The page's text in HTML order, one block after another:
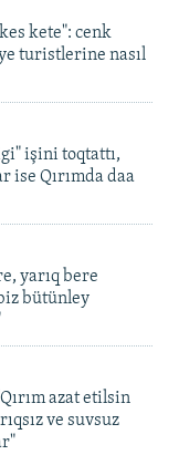
kete": cenk
turistlerine nasıl
işini toqtattı,
ise Qırımda daa
yarıq bere
bütünley
azat etilsin
ve suvsuz